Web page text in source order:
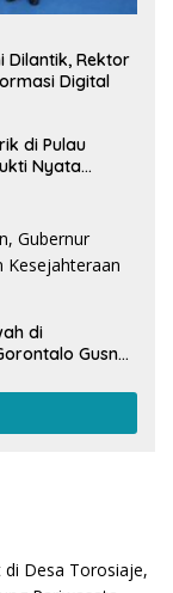
Dilantik, Rektor
Digital
di Pulau
Nyata
di
Gusnar